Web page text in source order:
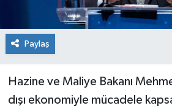
Paylaş
Hazine ve Maliye Bakanı
dışı ekonomiyle mücadele
Turizm
Yaşam